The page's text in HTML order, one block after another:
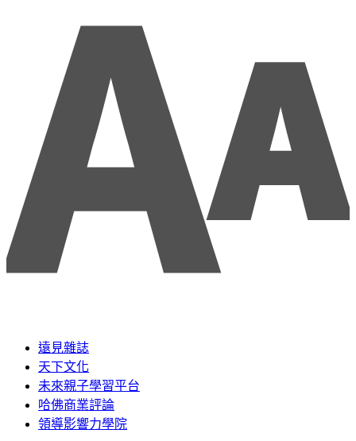
遠見雜誌
天下文化
未來親子學習平台
哈佛商業評論
領導影響力學院